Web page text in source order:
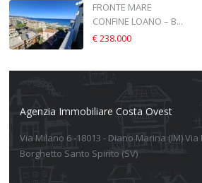
FRONTE MARE
CONFINE LOANO – B...
€ 238.000
Agenzia Immobiliare Costa Ovest
Via Milano 6 -18013 - Diano Marina (IM) Via
Borghetto Santo Spirito (SV)